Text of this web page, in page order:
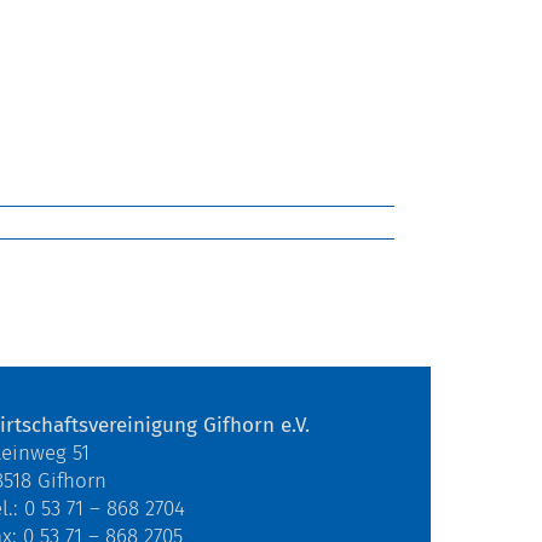
Gifhorn e.V.
51
Gifhorn
0 53 71 – 868 2704
0 53 71 – 868 2705